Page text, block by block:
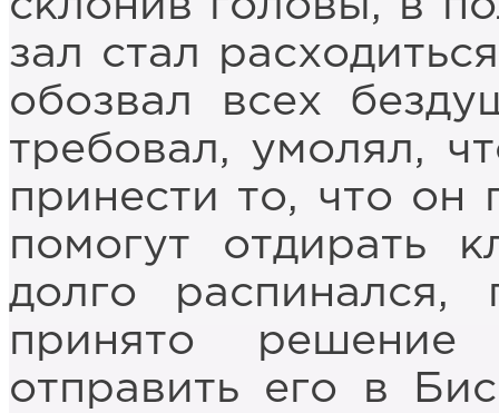
зал стал
обозвал всех
требовал, умолял,
принести то, что он
помогут отдирать
долго
принято
отправить его в